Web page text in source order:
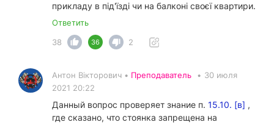
прикладу в під'їзді чи на балконі своєї квартири.
Ответить
38
36 2
Антон Вікторович • Преподаватель • 30 июля
2021 20:22
Данный вопрос проверяет знание п. 15.10. [в] ,
где сказано, что стоянка запрещена на